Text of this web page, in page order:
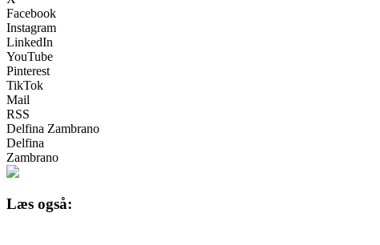
Facebook
Instagram
LinkedIn
YouTube
Pinterest
TikTok
Mail
RSS
Delfina Zambrano
Delfina
Zambrano
Læs også: